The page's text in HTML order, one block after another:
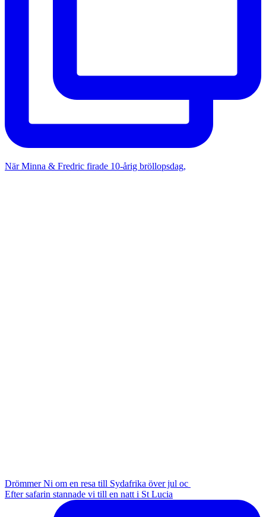
När Minna & Fredric firade 10-årig bröllopsdag,
Drömmer Ni om en resa till Sydafrika över jul oc
Efter safarin stannade vi till en natt i St Lucia